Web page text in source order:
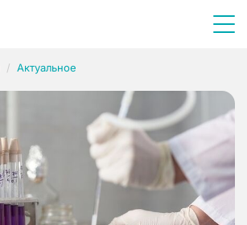
Актуальное